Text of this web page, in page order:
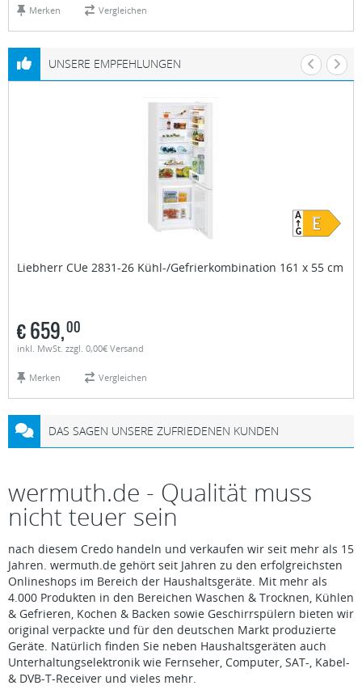
Merken Vergleichen
UNSERE EMPFEHLUNGEN
Liebherr CUe 2831-26 Kühl-/Gefrierkombination 161 x 55 cm
€659,00
inkl. MwSt. zzgl. 0,00€ Versand
Merken Vergleichen
DAS SAGEN UNSERE ZUFRIEDENEN KUNDEN
wermuth.de - Qualität muss
nicht teuer sein
nach diesem Credo handeln und verkaufen wir seit mehr als 15
Jahren. wermuth.de gehört seit Jahren zu den erfolgreichsten
Onlineshops im Bereich der Haushaltsgeräte. Mit mehr als
4.000 Produkten in den Bereichen Waschen & Trocknen, Kühlen
& Gefrieren, Kochen & Backen sowie Geschirrspülern bieten wir
original verpackte und für den deutschen Markt produzierte
Geräte. Natürlich finden Sie neben Haushaltsgeräten auch
Unterhaltungselektronik wie Fernseher, Computer, SAT-, Kabel-
& DVB-T-Receiver und vieles mehr.